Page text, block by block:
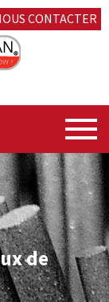
CONTACTER
de